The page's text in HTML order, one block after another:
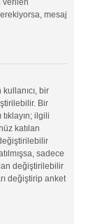
verilen
mesaj
bir
Bir
ilgili
katılan
sadece
değiştirilebilir
değiştirip anket